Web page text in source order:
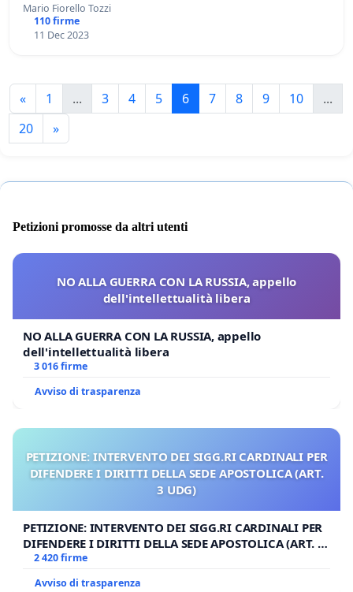
Mario Fiorello Tozzi
110 firme
11 Dec 2023
« 1 ... 3 4 5 6 7 8 9 10
...
20
»
Petizioni promosse da altri utenti
NO ALLA GUERRA CON LA RUSSIA, appello
dell'intellettualità libera
NO ALLA GUERRA CON LA RUSSIA, appello
dell'intellettualità libera
3 016 firme
Avviso di trasparenza
PETIZIONE: INTERVENTO DEI SIGG.RI CARDINALI PER
DIFENDERE I DIRITTI DELLA SEDE APOSTOLICA (ART.
3 UDG)
PETIZIONE: INTERVENTO DEI SIGG.RI CARDINALI PER
DIFENDERE I DIRITTI DELLA SEDE APOSTOLICA (ART. 3
UDG)
2 420 firme
Avviso di trasparenza